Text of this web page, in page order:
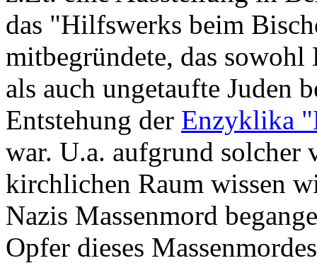
das "Hilfswerks beim
mitbegründete, das
als auch ungetaufte Juden
Entstehung der Enzyklika
war. U.a. aufgrund solcher
kirchlichen Raum wissen
Nazis Massenmord
Opfer dieses